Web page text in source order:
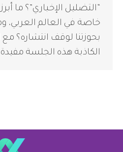
“التضليل الإخباري”؟ ما
خاصة في العالم العربي،
بحوزتنا لوقف انتشاره؟ مع
الكاذبة هذه الجلسة مفيدة